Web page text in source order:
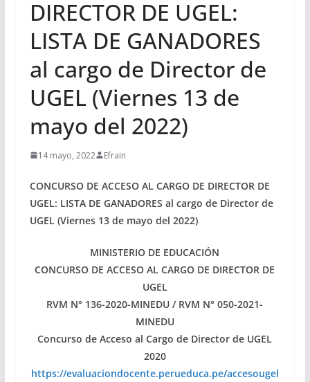
DIRECTOR DE UGEL:
LISTA DE GANADORES
al cargo de Director de
UGEL (Viernes 13 de
mayo del 2022)
14 mayo, 2022 Efrain
CONCURSO DE ACCESO AL CARGO DE DIRECTOR DE
UGEL: LISTA DE GANADORES al cargo de Director de
UGEL (Viernes 13 de mayo del 2022)
MINISTERIO DE EDUCACIÓN
CONCURSO DE ACCESO AL CARGO DE DIRECTOR DE
UGEL
RVM N° 136-2020-MINEDU / RVM N° 050-2021-
MINEDU
Concurso de Acceso al Cargo de Director de UGEL
2020
https://evaluaciondocente.perueduca.pe/accesougel